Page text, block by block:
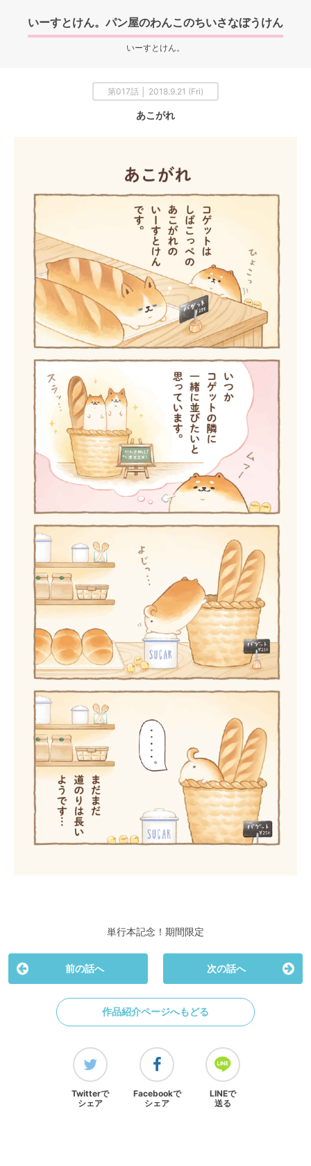
いーすとけん。パン屋のわんこのちいさなぼうけん
いーすとけん。
第017話 │ 2018.9.21 (Fri)
あこがれ
単行本記念！期間限定
前の話へ 次の話へ
作品紹介ページへもどる
Twitterで
シェア
Facebookで
シェア
LINEで
送る